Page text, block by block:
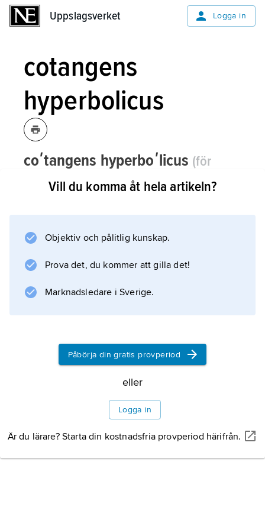
Uppslagsverket Logga in
cotangens
hyperbolicus
coʹtangens hyperboʹlicus (för
etymologi, se
cotangensochhyperbol
matematisk funktion, sehyperboliska
Vill du komma åt hela artikeln?
Objektiv och pålitlig kunskap.
Prova det, du kommer att gilla det!
Marknadsledare i Sverige.
Påbörja din gratis provperiod
eller
Logga in
Är du lärare? Starta din kostnadsfria provperiod härifrån.